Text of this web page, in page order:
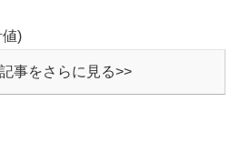
)
事をさらに見る>>